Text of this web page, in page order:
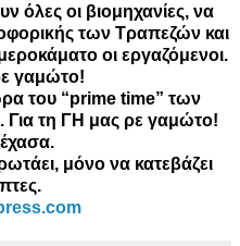
όλες οι βιομηχανίες, να
των Τραπεζών και
οι εργαζόμενοι.
γαμώτο!
του “prime time” των
τη ΓΗ μας ρε γαμώτο!
μόνο να κατεβάζει